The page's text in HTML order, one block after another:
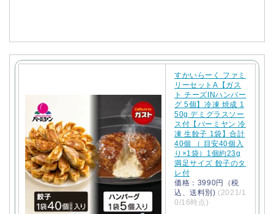
すかいらーく ファミ
リーセットA【ガス
ト チーズINハンバー
グ 5個】冷凍 焼成 1
50g デミグラスソー
ス付【バーミヤン 冷
凍 生餃子 1袋】合計
40個 （ 目安40個入
り×1袋）1個約23g
満足サイズ 餃子のタ
レ付
価格：3990円（税
込、送料別) (2021/1
0/16時点)